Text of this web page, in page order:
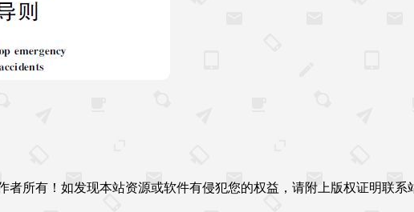
者所有！如发现本站资源或软件有侵犯您的权益，请附上版权证明联系